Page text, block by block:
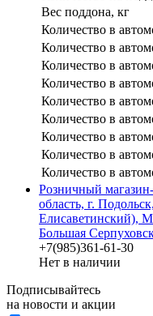
Вес поддона, кг
Количество в
Количество в
Количество в
Количество в
Количество в
Количество в
Количество в
Количество в
Количество в
Розничный
область, г.
Елисаветинский),
Большая
+7(985)361-61-30
Нет в наличии
Подписывайтесь
на новости и акции